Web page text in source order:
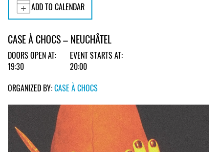
ADD TO CALENDAR
CASE À CHOCS – NEUCHÂTEL
DOORS OPEN AT:
19:30
EVENT STARTS AT:
20:00
ORGANIZED BY:CASE À CHOCS